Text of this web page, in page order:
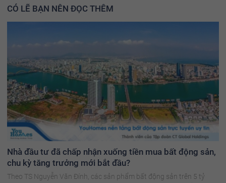
CÓ LẼ BẠN NÊN ĐỌC THÊM
Nhà đầu tư đã chấp nhận xuống tiền mua bất động sản,
chu kỳ tăng trưởng mới bắt đầu?
Theo TS Nguyễn Văn Đính, các sản phẩm bất động sản trên 5 tỷ